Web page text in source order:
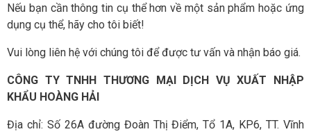
Nếu bạn cần thông tin cụ thể hơn về một sản phẩm hoặc ứng
dụng cụ thể, hãy cho tôi biết!
Vui lòng liên hệ với chúng tôi để được tư vấn và nhận báo giá.
CÔNG TY TNHH THƯƠNG MẠI DỊCH VỤ XUẤT NHẬP
KHẨU HOÀNG HẢI
Địa chỉ: Số 26A đường Đoàn Thị Điểm, Tổ 1A, KP6, TT. Vĩnh